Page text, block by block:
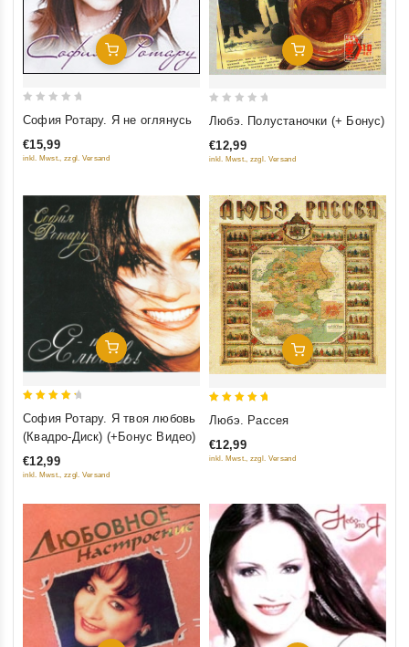
Добавить В Корзину
out
of
София Ротару. Я не оглянусь
€15,99
inkl. Mwst., zzgl. Versand
Добавить В Корзину
of
Любэ. Полустаночки (+ Бонус)
€12,99
inkl. Mwst., zzgl. Versand
Добавить В Корзину
out of 5
София Ротару. Я твоя любовь
(Квадро-Диск) (+Бонус Видео)
€12,99
inkl. Mwst., zzgl. Versand
Добавить В Корзину
Любэ. Рассея
€12,99
inkl. Mwst., zzgl. Versand